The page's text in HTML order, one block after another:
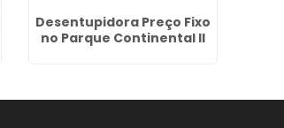
Desentupidora Preço Fixo
no Parque Continental II